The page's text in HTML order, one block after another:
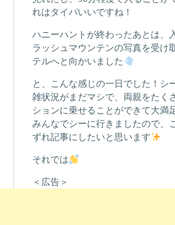
れはタイパいいですね！
ハニーハントが終わったあとは、
ラッシュマウンテンの写真を受け
テルへと向かいました
と、こんな感じの一日でした！シ
雑状況がまだマシで、両親をたく
ションに乗せることができて大満
みんなでシーに行きましたので、
ずれ記事にしたいと思います
それでは
＜広告＞